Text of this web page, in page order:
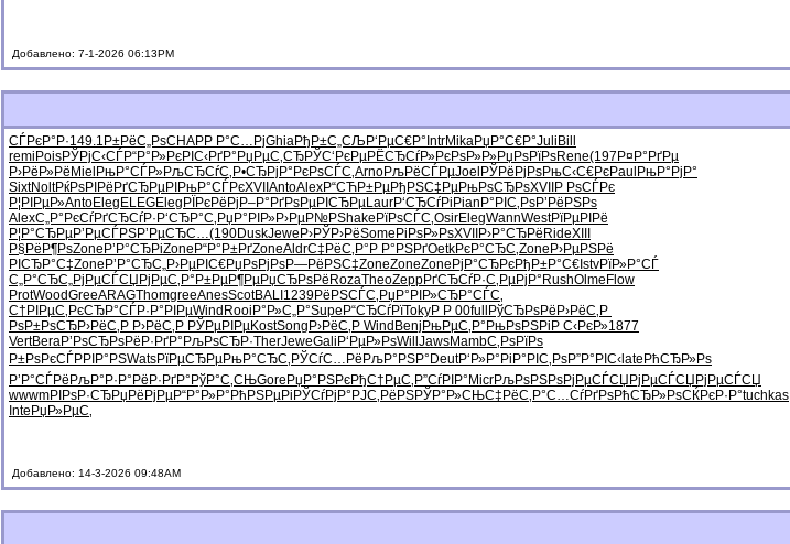
Добавлено: 7-1-2026 06:13PM
СЃРєР°Р·149.1 Р±РёС„РѕCHAPР Р°С…РјGhiaРђР±С„СЉ Р‘РµС€Р° IntrMikaРџР°С€Р°Juli Bill
remi PoisРЎРјС‹СЃР“Р°Р»РєРІС‹РґР° РџРµС‚СЂРЎС‘РєРµРЁСЂСѓР»РєРѕР»Р»РџРѕРїРѕRene(197 Р¤Р°РґРµ
Р›РёР»Рё Miel РњР°СЃР»РљСЂСѓС‚ Р•СЂРјР° РєРѕСЃС‚ArnoРљРёСЃРµJoel РЎРёРјРѕРњС‹С€РєPaul РњР°РјР°
SixtNoltРќРѕРІРё РґСЂРµРІ РњР°СЃРєXVII AntoAlexР“СЋР±РµРђРЅС‡РµРњРѕСЂРѕXVII Р РѕСЃРє
Р¦РІРµР»AntoEleg ELEGEleg РЇРєРёРј Р–Р°РґРѕРµРІСЂРµLaurР‘СЂСѓРі Pian Р°РІС‚РѕР’РёРЅРѕ
AlexС„Р°РєСѓРґСЂСѓР· Р‘СЂР°С‚ РџР°РІР»Р›РµР№РЅhake РїРѕСЃС‚OsirElegWannWestРїРµРІРё
Р¦Р°СЂРµР’РµСЃРЅР’РµСЂС…(190DuskJewe Р›РЎР›РёSome РіРѕР»РѕXVII Р›Р°СЂРё RideXIII
Р§РёР¶РѕZone Р’Р°СЂРіZone Р“Р°Р±РґZoneAldrС‡РёС‚Р° Р Р°РЅРґOetkРєР°СЂС‚Zone Р›РµРЅРё
РІСЂР°С‡Zone Р’Р°СЂС„Р›РµРІС€РџРѕРјРѕР—РёРЅС‡ZoneZoneZone РјР°СЂРєРђР±Р°С€ IstvРїР»Р°СЃ
С„Р°СЂС„РјРµСЃСЏ РјРµС‚Р° Р±РµР¶РµРџСЂРѕРё RozaTheoZeppРґСЂСѓР·С‚РµРјР° RushOlme Flow
ProtWoodGreeARAGThomgreeAnesScotBALI 1239РёРЅСЃС‚ РџР°РІР»СЂР°СЃС‚
С†РІРµС‚ РєСЂР°СЃР·Р°РІРµWind Rooi Р°Р»С„Р°Supe Р“СЂСѓРїTokyР Р 00full РўСЂРѕРё Р›РёС‚Р
РѕР±РѕСЂР›РёС‚Р Р›РёС‚Р РЎРµРІРµKostSong Р›РёС‚Р Wind Benj РњРµС‚Р° РњРѕРЅРі Р С‹РєР»1877
VertBeraР’РѕСЂРѕРёР·РґР° РљРѕСЂР·TherJeweGali Р‘РµР»РѕWill JawsMambС‚РѕРїРѕ
Р±РѕРєСЃРРІР°РЅWatsРїРµСЂРµРњР°СЂС‚ РЎСѓС…Рё РљР°РЅР° DeutР‘Р»Р°Рі Р°РІС‚РѕР”Р°РІС‹ late РћСЂР»Рѕ
Р’Р°СЃРё РљР°Р·Р° РёР·РґР° РўР°С‚СЊGore РџР°РЅРєРђС†РµС‚ Р”СѓРІР° MicrРљРѕРЅРѕРјРµСЃСЏ РјРµСЃСЏ РјРµСЃСЏ
wwwmРІРѕР·СЂРџРёРјРµР“Р°Р»Р° РћРЅРµРі РЎСѓРјР° РЈС‚РёРЅРЎР°Р»СЊС‡РёС‚Р°С…СѓРґРѕРћСЂР»РѕСЌРєР·Р°tuchkas
Inte РџР»РµС‚
Добавлено: 14-3-2026 09:48AM